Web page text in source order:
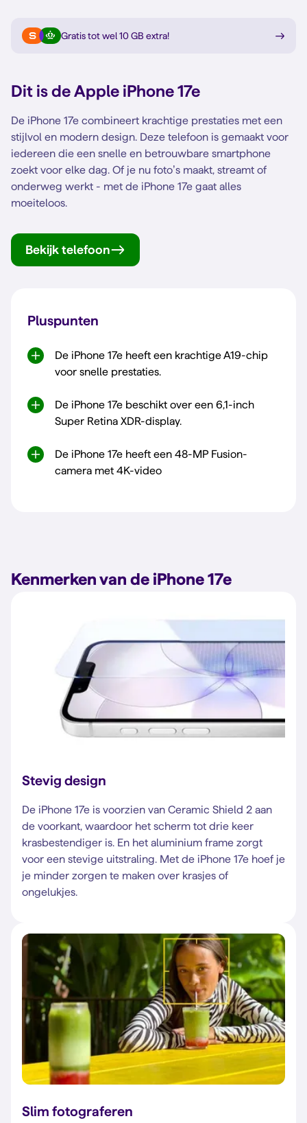
Gratis tot wel 10 GB extra!
Dit is deApple iPhone 17e
De iPhone 17e combineert krachtige prestaties met een
stijlvol en modern design. Deze telefoon is gemaakt voor
iedereen die een snelle en betrouwbare smartphone
zoekt voor elke dag. Of je nu foto’s maakt, streamt of
onderweg werkt - met de iPhone 17e gaat alles
moeiteloos.
Bekijk telefoon
Pluspunten
De iPhone 17e heeft een krachtige A19-chip
voor snelle prestaties.
De iPhone 17e beschikt over een 6,1-inch
Super Retina XDR-display.
De iPhone 17e heeft een 48-MP Fusion-
camera met 4K-video
Kenmerken van de iPhone 17e
Stevig design
De iPhone 17e is voorzien van Ceramic Shield 2 aan
de voorkant, waardoor het scherm tot drie keer
krasbestendiger is. En het aluminium frame zorgt
voor een stevige uitstraling. Met de iPhone 17e hoef je
je minder zorgen te maken over krasjes of
ongelukjes.
Slim fotograferen